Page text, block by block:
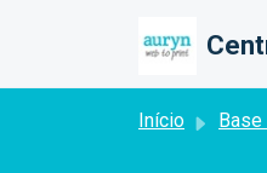
Início Base de